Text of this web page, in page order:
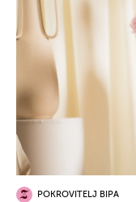
POKROVITELJ BIPA